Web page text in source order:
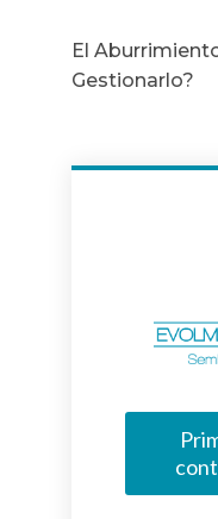
El
Gestionarlo?